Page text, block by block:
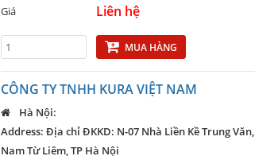
Giá
Liên hệ
MUA HÀNG
CÔNG TY TNHH KURA VIỆT NAM
Hà Nội:
Address: Địa chỉ ĐKKD: N-07 Nhà Liền Kề Trung Văn,
Nam Từ Liêm, TP Hà Nội